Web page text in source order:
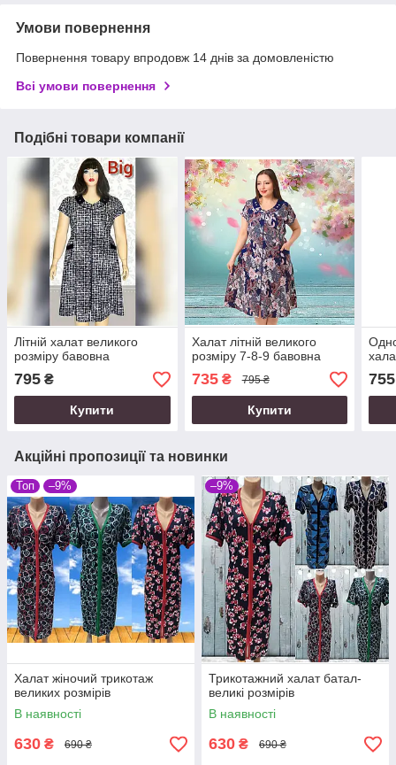
Умови повернення
Повернення товару впродовж 14 днів за домовленістю
Всі умови повернення
Подібні товари компанії
Літній халат великого
розміру бавовна
795 ₴
Купити
Халат літній великого
розміру 7-8-9 бавовна
735₴ 795 ₴
Купити
755
Акційні пропозиції та новинки
Топ –9%
Халат жіночий трикотаж
великих розмірів
В наявності
630 ₴ 690 ₴
–9%
Трикотажний халат батал-
великі розмірів
В наявності
630 ₴ 690 ₴